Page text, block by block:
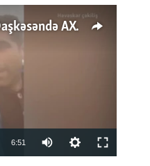
'Məni təpiklədilər ki...' - Daşkəsəndə AXCP fəalının yaxınları onun həbsinə etiraz edirlər
available
6:51